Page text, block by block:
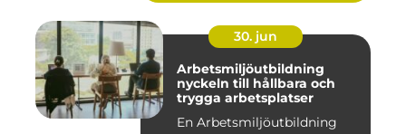
30. jun
Arbetsmiljöutbildning
nyckeln till hållbara och
trygga arbetsplatser
En Arbetsmiljöutbildning